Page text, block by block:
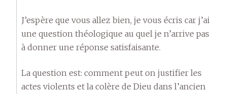
J’espère que vous allez bien, je vous écris car j’ai
une question théologique au quel je n’arrive pas
à donner une réponse satisfaisante.
La question est: comment peut on justifier les
actes violents et la colère de Dieu dans l’ancien